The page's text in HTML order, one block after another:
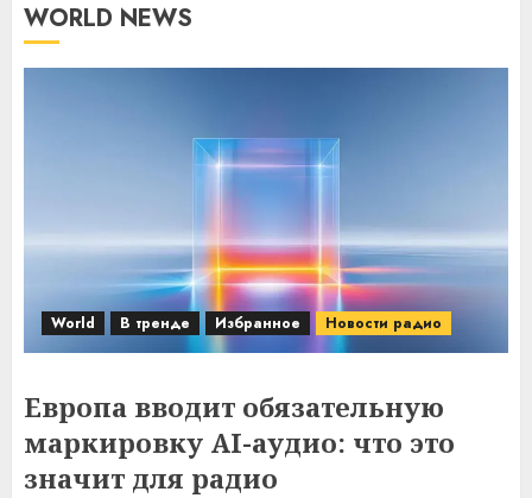
WORLD NEWS
World В тренде Избранное Новости радио
Европа вводит обязательную
маркировку AI-аудио: что это
значит для радио